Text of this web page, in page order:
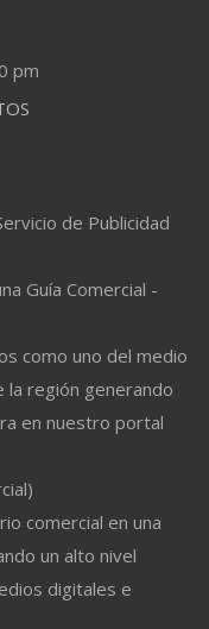
pm
de Publicidad
Guía Comercial -
como uno del medio
la región generando
en nuestro portal
comercial en una
un alto nivel
digitales e